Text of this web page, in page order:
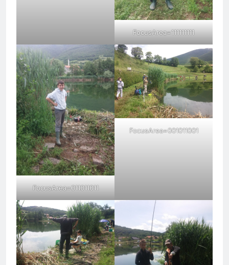
FocusArea=111111111
FocusArea=011011011
FocusArea=001011001